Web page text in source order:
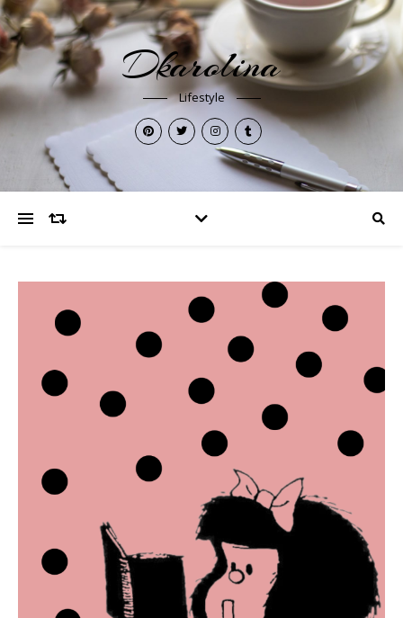
Dkarolina
Lifestyle